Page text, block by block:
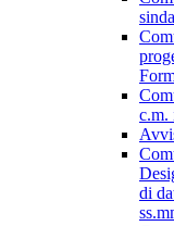
c.m.
di